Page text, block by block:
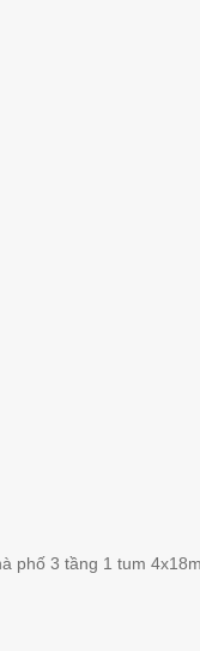
phố 3 tầng 1 tum